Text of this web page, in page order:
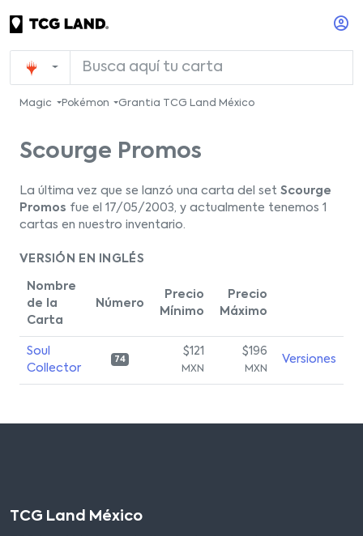
Magic Pokémon Grantia TCG Land México
Scourge Promos
La última vez que se lanzó una carta del set Scourge
Promos fue el 17/05/2003, y actualmente tenemos 1
cartas en nuestro inventario.
VERSIÓN EN INGLÉS
Nombre
de la
Carta
Número
Precio
Mínimo
Precio
Máximo
Soul
Collector
74
$121
MXN
$196
MXN
Versiones
TCG Land México